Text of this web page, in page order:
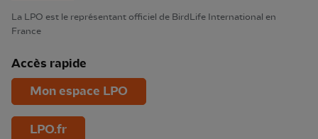
La LPO est le représentant officiel de BirdLife International en
France
Accès rapide
Mon espace LPO
LPO.fr